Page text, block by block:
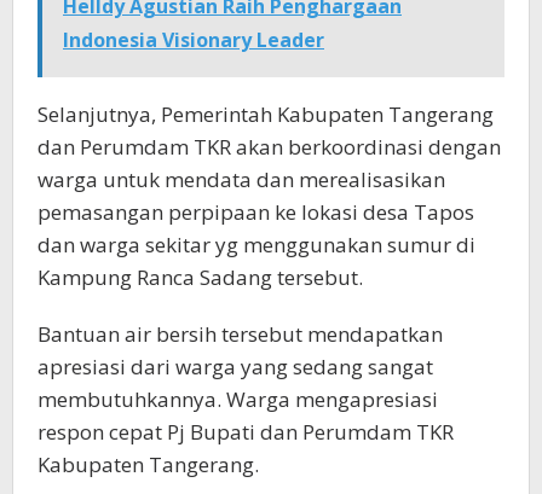
Helldy Agustian Raih Penghargaan
Indonesia Visionary Leader
Selanjutnya, Pemerintah Kabupaten Tangerang
dan Perumdam TKR akan berkoordinasi dengan
warga untuk mendata dan merealisasikan
pemasangan perpipaan ke lokasi desa Tapos
dan warga sekitar yg menggunakan sumur di
Kampung Ranca Sadang tersebut.
Bantuan air bersih tersebut mendapatkan
apresiasi dari warga yang sedang sangat
membutuhkannya. Warga mengapresiasi
respon cepat Pj Bupati dan Perumdam TKR
Kabupaten Tangerang.